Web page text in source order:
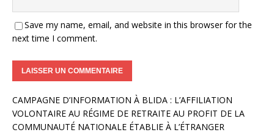
Save my name, email, and website in this browser for the
next time I comment.
l
t
e
CAMPAGNE D’INFORMATION À BLIDA : L’AFFILIATION
VOLONTAIRE AU RÉGIME DE RETRAITE AU PROFIT DE LA
COMMUNAUTÉ NATIONALE ÉTABLIE À L’ÉTRANGER